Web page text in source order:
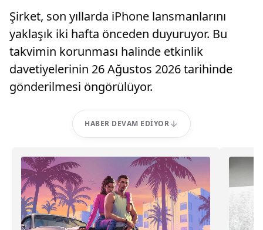
Şirket, son yıllarda iPhone lansmanlarını
yaklaşık iki hafta önceden duyuruyor. Bu
takvimin korunması halinde etkinlik
davetiyelerinin 26 Ağustos 2026 tarihinde
gönderilmesi öngörülüyor.
HABER DEVAM EDIYOR